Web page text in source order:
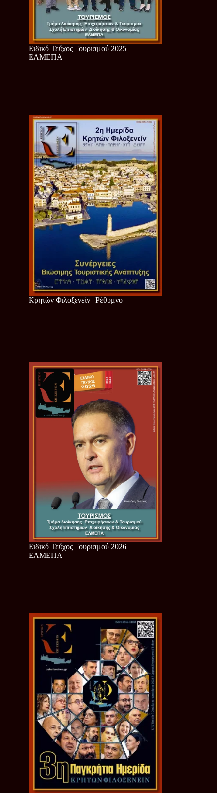
Ειδικό Τεύχος Τουρισμού 2025 |
ΕΛΜΕΠΑ
Κρητών Φιλοξενείν | Ρέθυμνο
Ειδικό Τεύχος Τουρισμού 2026 |
ΕΛΜΕΠΑ